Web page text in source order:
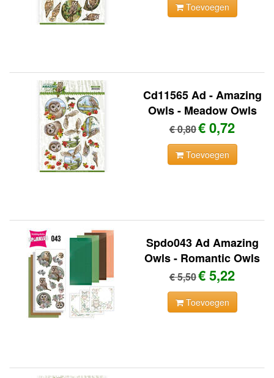
Toevoegen
Cd11565 Ad - Amazing
Owls - Meadow Owls
€ 0,80€ 0,72
Toevoegen
Spdo043 Ad Amazing
Owls - Romantic Owls
€ 5,50€ 5,22
Toevoegen